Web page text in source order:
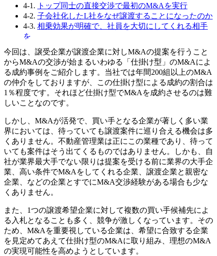
4-1.
トップ同士の直接交渉で最初のM&Aを実行
4-2. 子会社化したL社をなぜ譲渡することになったのか
4-3. 相乗効果が明確で、社員を大切にしてくれる相手
を
4-4. M&A実行とその後
5.
2つのM&A、違いは？
5-1.成功のためには定石通りのプロセスが重要
5-2.著者
今回は、譲受企業が譲渡企業に対しM&Aの提案を行うこと
からM&Aの交渉が始まるいわゆる「仕掛け型」のM&Aによ
る成約事例をご紹介します。当社では年間200組以上のM&A
の仲介をしておりますが、この仕掛け型による成約の割合は
1％程度です。それほど仕掛け型でM&Aを成約させるのは難
しいことなのです。
しかし、M&Aが活発で、買い手となる企業が著しく多い業
界においては、待っていても譲渡案件に巡り合える機会は多
くありません。不動産管理業は正にこの業種であり、待って
いても案件はそう出てくるものではありません。しかも、自
社が業界最大手でない限りは提案を受ける前に業界の大手企
業、高い条件でM&Aをしてくれる企業、譲渡企業と親密な
企業、などの企業とすでにM&A交渉経験がある場合も少な
くありません。
また、1つの譲渡希望企業に対して複数の買い手候補先によ
る入札となることも多く、競争が激しくなっています。その
ため、M&Aを重要視している企業は、希望に合致する企業
を見定めてあえて仕掛け型のM&Aに取り組み、理想のM&A
の実現可能性を高めようとしています。